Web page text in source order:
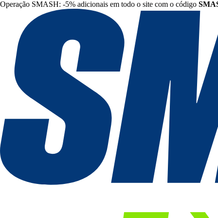
Operação SMASH: -5% adicionais em todo o site com o código